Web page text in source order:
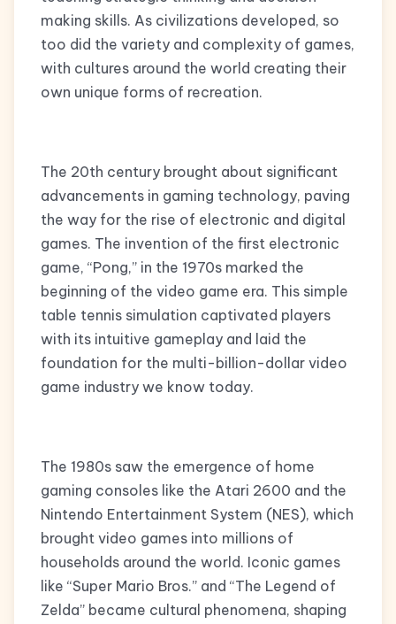
making skills. As civilizations developed, so
too did the variety and complexity of games,
with cultures around the world creating their
own unique forms of recreation.
The 20th century brought about significant
advancements in gaming technology, paving
the way for the rise of electronic and digital
games. The invention of the first electronic
game, “Pong,” in the 1970s marked the
beginning of the video game era. This simple
table tennis simulation captivated players
with its intuitive gameplay and laid the
foundation for the multi-billion-dollar video
game industry we know today.
The 1980s saw the emergence of home
gaming consoles like the Atari 2600 and the
Nintendo Entertainment System (NES), which
brought video games into millions of
households around the world. Iconic games
like “Super Mario Bros.” and “The Legend of
Zelda” became cultural phenomena, shaping